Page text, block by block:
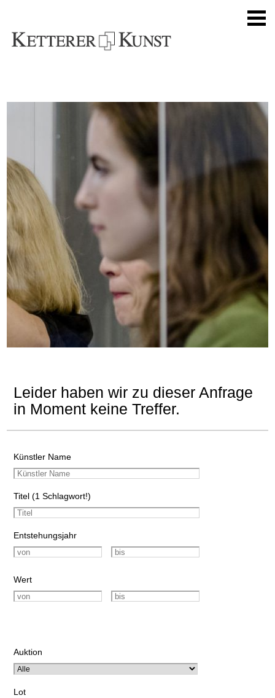
Leider haben wir zu dieser Anfrage
in Moment keine Treffer.
Künstler Name
Titel (1 Schlagwort!)
Entstehungsjahr
Wert
Auktion
Lot